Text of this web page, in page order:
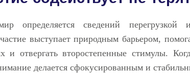
определяется сведений
выступает природным барьером,
и отвергать второстепенные стимулы.
делается сфокусированным и